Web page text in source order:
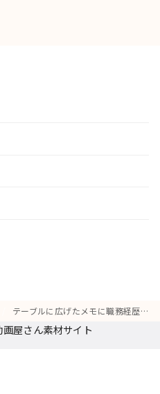
テーブルに広げたメモに職務経歴を書き込んでいる
屋さん素材サイト